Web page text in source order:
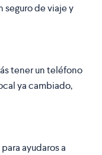
seguro de viaje y
tener un teléfono
ya cambiado,
ayudaros a